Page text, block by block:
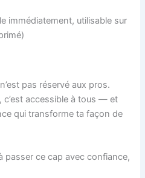
immédiatement, utilisable sur
pas réservé aux pros.
accessible à tous — et
qui transforme ta façon de
passer ce cap avec confiance,